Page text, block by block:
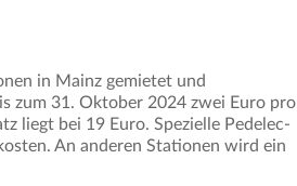
in Mainz gemietet und
zum 31. Oktober 2024 zwei Euro pro
liegt bei 19 Euro. Spezielle Pedelec-
An anderen Stationen wird ein